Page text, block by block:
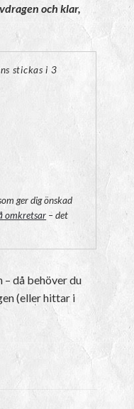
och klar,
stickas i 3
ger dig önskad
omkretsar – det
– då behöver du
(eller hittar i